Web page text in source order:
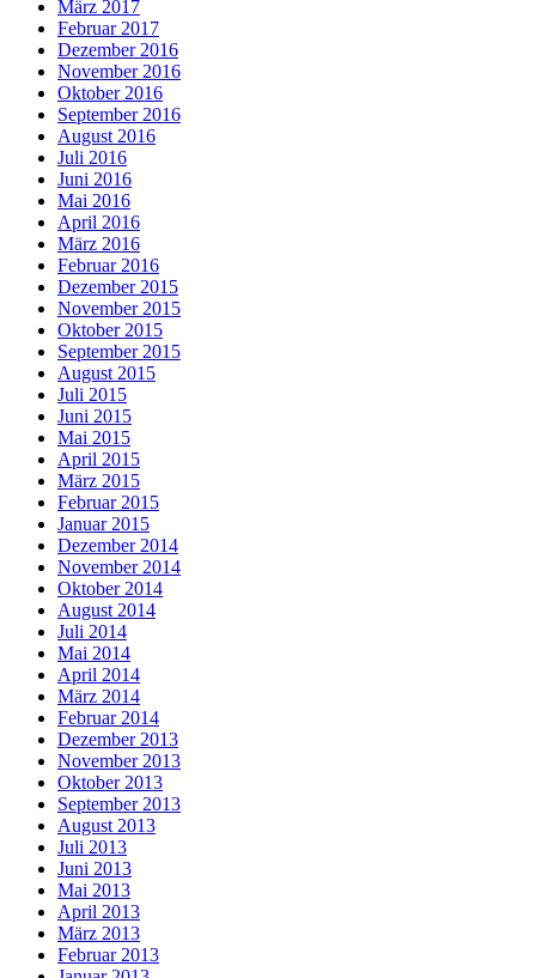
März 2017
Februar 2017
Dezember 2016
November 2016
Oktober 2016
September 2016
August 2016
Juli 2016
Juni 2016
Mai 2016
April 2016
März 2016
Februar 2016
Dezember 2015
November 2015
Oktober 2015
September 2015
August 2015
Juli 2015
Juni 2015
Mai 2015
April 2015
März 2015
Februar 2015
Januar 2015
Dezember 2014
November 2014
Oktober 2014
August 2014
Juli 2014
Mai 2014
April 2014
März 2014
Februar 2014
Dezember 2013
November 2013
Oktober 2013
September 2013
August 2013
Juli 2013
Juni 2013
Mai 2013
April 2013
März 2013
Februar 2013